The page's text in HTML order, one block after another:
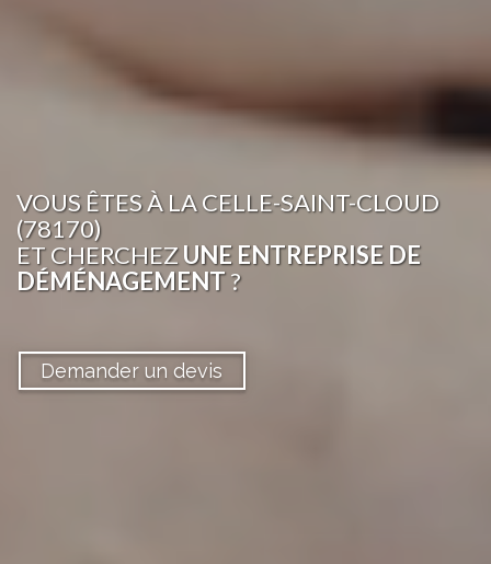
VOUS ÊTESÀ LA CELLE-SAINT-CLOUD
(78170)
ET CHERCHEZUNE ENTREPRISE DE
DÉMÉNAGEMENT?
Demander un devis